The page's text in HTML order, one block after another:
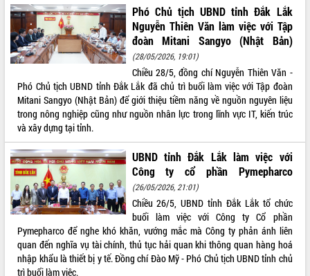
Thường trực HĐND tỉnh Đắk Lắk gặp
mặt Đoàn chuyên gia y tế TP. Hồ Chí
Minh
Lễ truy điệu và an táng hài cốt liệt sĩ
tại Nghĩa trang Liệt sĩ xã Sơn Hòa
Bàn giải pháp tháo gỡ khó khăn trong
xuất khẩu sầu riêng và triển khai quy
định EUDR
Thứ trưởng Bộ Nông nghiệp và Môi
trường Nguyễn Hoàng Hiệp khảo sát
vùng trồng và doanh nghiệp đóng gói
sầu riêng tại Đắk Lắk
Trình diễn nghệ thuật chế biến các
món ăn từ sầu riêng
Đắk Lắk công bố Quy hoạch và xúc
tiến đầu tư tỉnh
Ngành cá ngừ Đắk Lắk chủ động thích
ứng để giữ vững thị trường xuất khẩu
THỐNG KÊ TRUY CẬP
Hôm nay:
Tất cả: 66035987
Phó Chủ tịch UBND tỉnh Đắk Lắk
Nguyễn Thiên Văn làm việc với Tập
đoàn Mitani Sangyo (Nhật Bản)
(28/05/2026, 19:01)
Chiều 28/5, đồng chí Nguyễn Thiên Văn -
Phó Chủ tịch UBND tỉnh Đắk Lắk đã chủ trì buổi làm việc với Tập đoàn
Mitani Sangyo (Nhật Bản) để giới thiệu tiềm năng về nguồn nguyên liệu
trong nông nghiệp cũng như nguồn nhân lực trong lĩnh vực IT, kiến trúc
và xây dựng tại tỉnh.
UBND tỉnh Đắk Lắk làm việc với
Công ty cổ phần Pymepharco
(26/05/2026, 21:01)
Chiều 26/5, UBND tỉnh Đắk Lắk tổ chức
buổi làm việc với Công ty Cổ phần
Pymepharco để nghe khó khăn, vướng mắc mà Công ty phản ánh liên
quan đến nghĩa vụ tài chính, thủ tục hải quan khi thông quan hàng hoá
nhập khẩu là thiết bị y tế. Đồng chí Đào Mỹ - Phó Chủ tịch UBND tỉnh chủ
trì buổi làm việc.